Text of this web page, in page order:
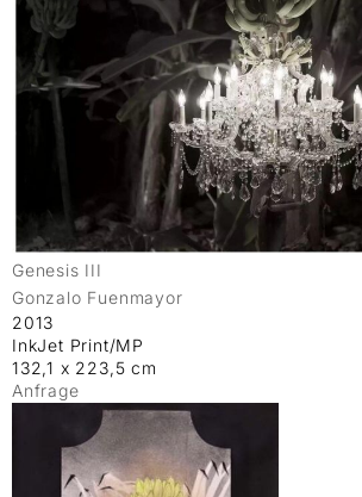
Genesis III
Gonzalo Fuenmayor
2013
InkJet Print/MP
132,1 x 223,5 cm
Anfrage